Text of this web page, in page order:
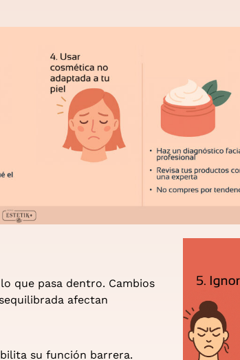
que pasa dentro. Cambios
afectan
su función barrera.